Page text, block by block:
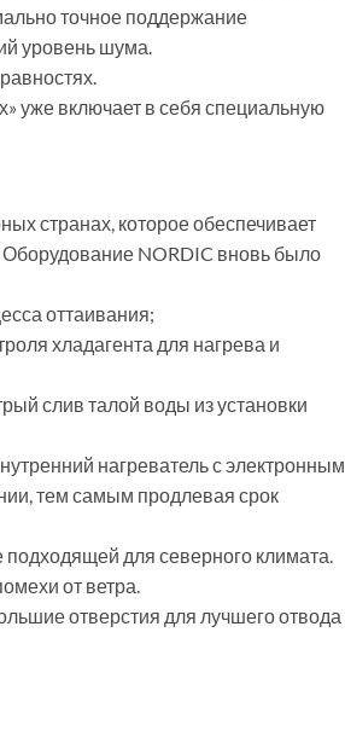
точное поддержание
уровень шума.
уже включает в себя специальную
странах, которое обеспечивает
Оборудование NORDIC вновь было
оттаивания;
хладагента для нагрева и
слив талой воды из установки
нагреватель с электронным
тем самым продлевая срок
для северного климата.
от ветра.
отверстия для лучшего отвода